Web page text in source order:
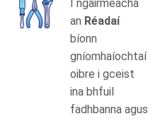
I ngairmeacha
an Réadaí
bíonn
gníomhaíochtaí
oibre i gceist
ina bhfuil
fadhbanna agus